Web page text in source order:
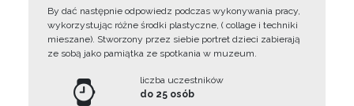
By dać następnie odpowiedz podczas wykonywania pracy,
wykorzystując różne środki plastyczne, ( collage i techniki
mieszane). Stworzony przez siebie portret dzieci zabierają
ze sobą jako pamiątka ze spotkania w muzeum.
liczba uczestników
do 25 osób